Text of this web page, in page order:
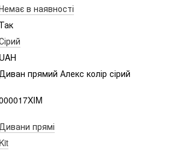
в наявності
Так
UAH
прямий Алекс колір сірий
прямі
Kit